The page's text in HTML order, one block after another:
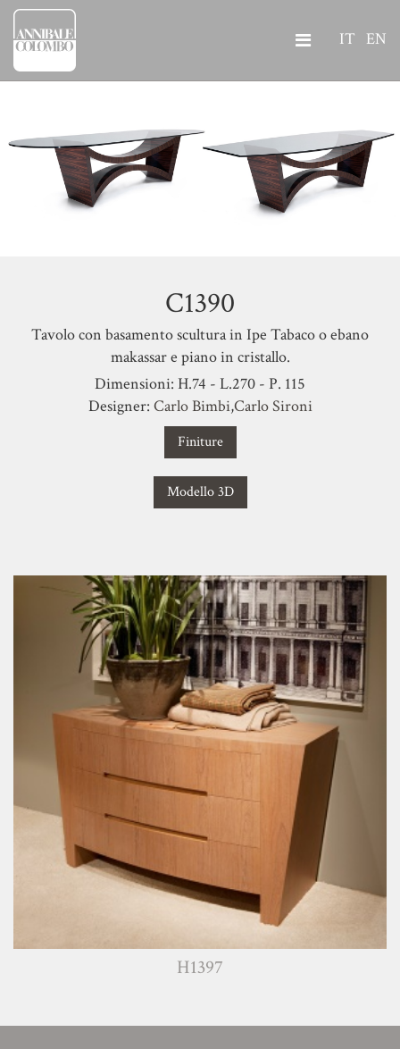
IT EN
C1390
Tavolo con basamento scultura in Ipe Tabaco o ebano
makassar e piano in cristallo.
Dimensioni: H.74 - L.270 - P. 115
Designer: Carlo Bimbi,Carlo Sironi
Finiture
Modello 3D
H1397